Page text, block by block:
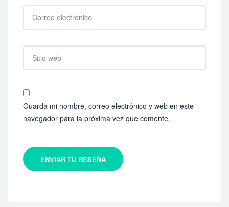
Guarda mi nombre, correo electrónico y web en este
navegador para la próxima vez que comente.
ENVIAR TU RESEÑA